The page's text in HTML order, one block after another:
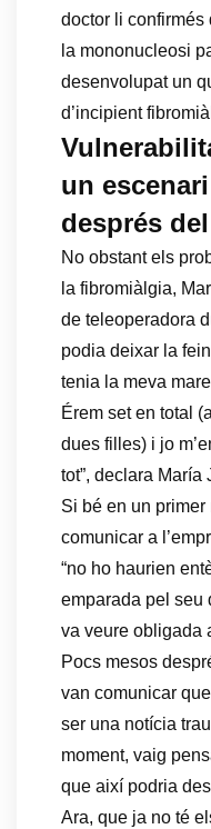
doctor li confirmés
la mononucleosi
desenvolupat un
d’incipient
un
després
No obstant els
la fibromiàlgia,
de teleoperadora
podia deixar la
tenia la meva
Érem set en total
dues filles) i jo
tot”, declara María
Si bé en un
comunicar a
“no ho haurien
emparada pel seu
va veure obligada
Pocs mesos
van comunicar
ser una notícia
moment, vaig
que així podria
Ara, que ja no té